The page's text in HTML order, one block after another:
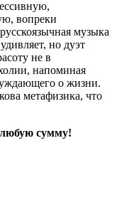
вопреки
музыка
но дуэт
не в
напоминая
о жизни.
метафизика, что
сумму!